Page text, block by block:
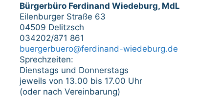
Bürgerbüro Ferdinand Wiedeburg, MdL
Eilenburger Straße 63
04509 Delitzsch
034202/871 861
buergerbuero@ferdinand-wiedeburg.de
Sprechzeiten:
Dienstags und Donnerstags
jeweils von 13.00 bis 17.00 Uhr
(oder nach Vereinbarung)